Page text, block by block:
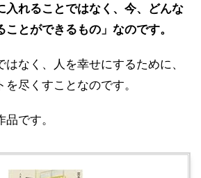
入れることではなく、今、どんな
とができるもの」なのです。
なく、人を幸せにするために、
尽くすことなのです。
です。